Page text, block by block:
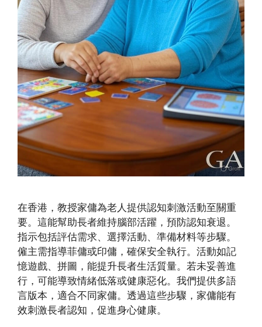
在香港，教授家傭為老人提供認知刺激活動至關重
要。這能幫助長者維持腦部活躍，預防認知衰退。
指示包括評估需求、選擇活動、準備材料等步驟。
僱主需指導菲傭或印傭，確保安全執行。活動如記
憶遊戲、拼圖，能提升長者生活質量。若未妥善進
行，可能導致情緒低落或健康惡化。我們提供多語
言版本，適合不同家傭。透過這些步驟，家傭能有
效刺激長者認知，促進身心健康。